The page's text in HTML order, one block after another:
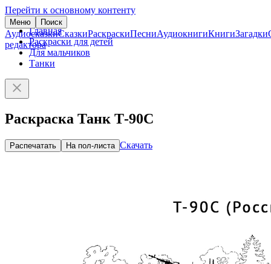
Перейти к основному контенту
Меню Поиск
АудиосказкиСказкиРаскраскиПесниАудиокнигиКнигиЗагадки
редактора
Главная
Раскраски для детей
Для мальчиков
Танки
Раскраска Танк Т-90С
Распечатать На пол-листа Скачать